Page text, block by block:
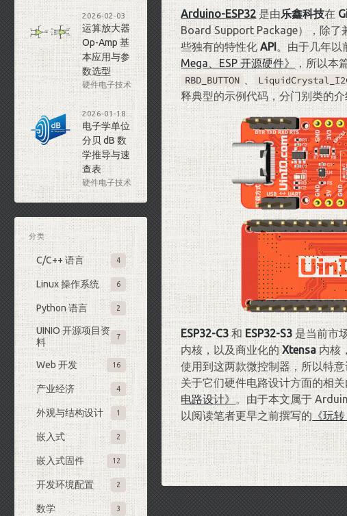
Arduino-ESP32是由乐鑫科技在
Board Support Package），除
些独有的特性化API。由于几年以
Mega、ESP 开源硬件》，所以本
RBD_BUTTON 、
释典型的示例代码，分门别类的
ESP32-C3和ESP32-S3 是当前市
内核，以及商业化的Xtensa内核
使用到这两款微控制器，所以特
关于它们硬件电路设计方面的相
电路设计》。由于本文属于
以阅读笔者更早之前撰写的《玩
2026-02-03
运算放大器
Op-Amp 基
本应用与参
数选型
硬件电子技术
2026-01-18
电子学单位
分贝 dB 数
学推导与速
查表
硬件电子技术
分类
C/C++ 语言 4
Linux 操作系统 6
Python 语言 2
UINIO 开源项目资
料
7
Web 开发 16
产业经济 4
外观与结构设计 1
嵌入式 2
嵌入式固件 12
开发环境配置 2
数学 3